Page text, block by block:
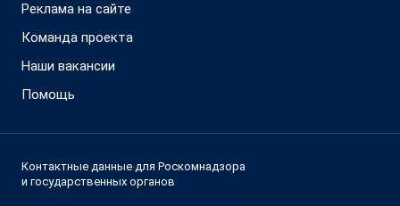
Реклама на сайте
Команда проекта
Наши вакансии
Помощь
Контактные данные для Роскомнадзора
и государственных органов